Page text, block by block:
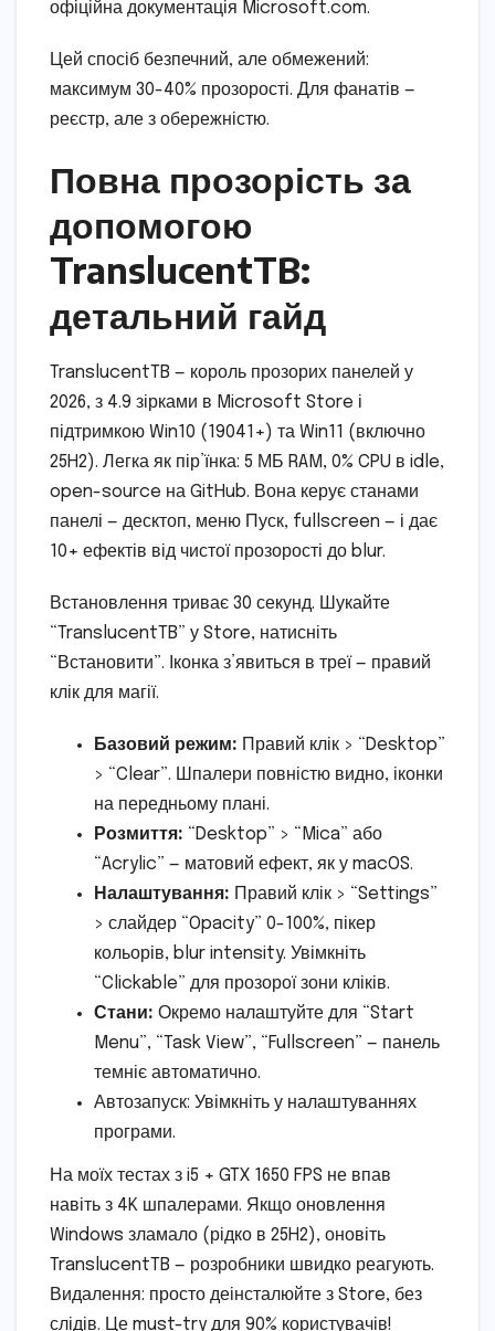
офіційна документація Microsoft.com.
Цей спосіб безпечний, але обмежений:
максимум 30-40% прозорості. Для фанатів —
реєстр, але з обережністю.
Повна прозорість за
допомогою
TranslucentTB:
детальний гайд
TranslucentTB — король прозорих панелей у
2026, з 4.9 зірками в Microsoft Store і
підтримкою Win10 (19041+) та Win11 (включно
25H2). Легка як пір’їнка: 5 МБ RAM, 0% CPU в idle,
open-source на GitHub. Вона керує станами
панелі — десктоп, меню Пуск, fullscreen — і дає
10+ ефектів від чистої прозорості до blur.
Встановлення триває 30 секунд. Шукайте
“TranslucentTB” у Store, натисніть
“Встановити”. Іконка з’явиться в треї — правий
клік для магії.
Базовий режим: Правий клік > “Desktop”
> “Clear”. Шпалери повністю видно, іконки
на передньому плані.
Розмиття: “Desktop” > “Mica” або
“Acrylic” — матовий ефект, як у macOS.
Налаштування: Правий клік > “Settings”
> слайдер “Opacity” 0-100%, пікер
кольорів, blur intensity. Увімкніть
“Clickable” для прозорої зони кліків.
Стани: Окремо налаштуйте для “Start
Menu”, “Task View”, “Fullscreen” — панель
темніє автоматично.
Автозапуск: Увімкніть у налаштуваннях
програми.
На моїх тестах з i5 + GTX 1650 FPS не впав
навіть з 4K шпалерами. Якщо оновлення
Windows зламало (рідко в 25H2), оновіть
TranslucentTB — розробники швидко реагують.
Видалення: просто деінсталюйте з Store, без
слідів. Це must-try для 90% користувачів!